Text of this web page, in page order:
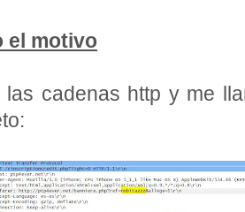
el motivo
las cadenas http y me